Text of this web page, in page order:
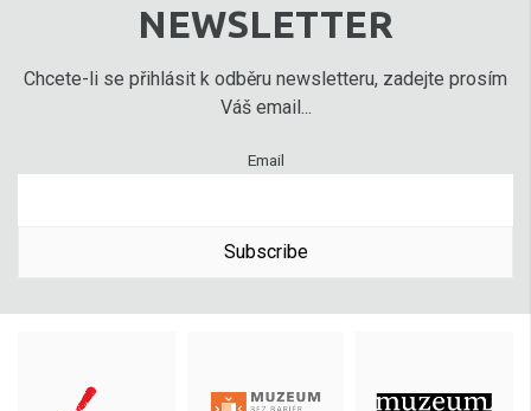
NEWSLETTER
Chcete-li se přihlásit k odběru newsletteru, zadejte prosím
Váš email...
Email
Subscribe